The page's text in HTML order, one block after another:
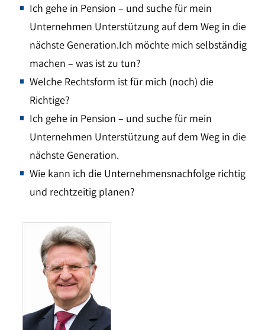
Ich gehe in Pension – und suche für mein
Unternehmen Unterstützung auf dem Weg in die
nächste Generation.Ich möchte mich selbständig
machen – was ist zu tun?
Welche Rechtsform ist für mich (noch) die
Richtige?
Ich gehe in Pension – und suche für mein
Unternehmen Unterstützung auf dem Weg in die
nächste Generation.
Wie kann ich die Unternehmensnachfolge richtig
und rechtzeitig planen?